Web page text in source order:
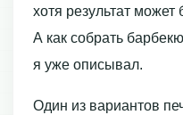
хотя результат
А как собрать
я уже описывал.
Один из вариантов